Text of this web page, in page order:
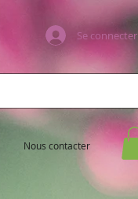
Se connecter
Nous contacter